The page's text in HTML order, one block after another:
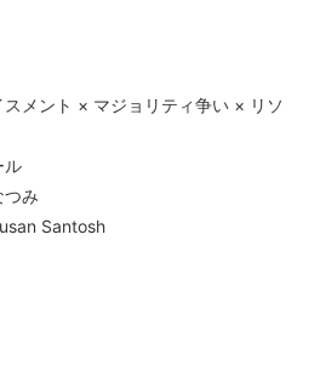
メント × マジョリティ争い × リソ
ル
つみ
Santosh